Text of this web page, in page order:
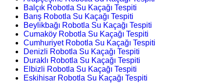
Balçık Robotla Su Kaçağı Tespiti
Barış Robotla Su Kaçağı Tespiti
Beylikbağı Robotla Su Kaçağı Tespiti
Cumaköy Robotla Su Kaçağı Tespiti
Cumhuriyet Robotla Su Kaçağı Tespiti
Denizli Robotla Su Kaçağı Tespiti
Duraklı Robotla Su Kaçağı Tespiti
Elbizli Robotla Su Kaçağı Tespiti
Eskihisar Robotla Su Kaçağı Tespiti